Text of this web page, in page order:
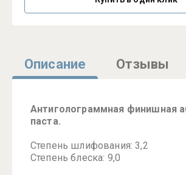
Описание Отзывы
Антиголограммная финишная
паста.
Степень шлифования: 3,2
Степень блеска: 9,0